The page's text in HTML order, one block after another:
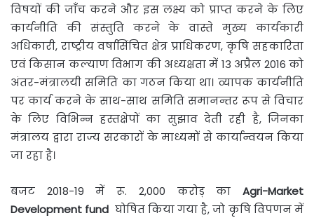
विषयों की जाँच करने और इस लक्ष्य को प्राप्त करने के लिए
कार्यनीति की संस्तुति करने के वास्ते मुख्य कार्यकारी
अधिकारी, राष्ट्रीय वर्षासिंचित क्षेत्र प्राधिकरण, कृषि सहकारिता
एवं किसान कल्याण विभाग की अध्यक्षता में 13 अप्रैल 2016 को
अंतर-मंत्रालयी समिति का गठन किया था। व्यापक कार्यनीति
पर कार्य करने के साथ-साथ समिति समानन्तर रूप से विचार
के लिए विभिन्न हस्तक्षेपों का सुझाव देती रही है, जिनका
मंत्रालय द्वारा राज्य सरकारों के माध्यमों से कार्यान्वयन किया
जा रहा है।
बजट 2018-19 में रू. 2,000 करोड़ का Agri-Market
Development fund घोषित किया गया है, जो कृषि विपणन में